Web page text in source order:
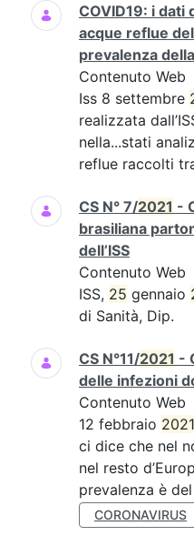
COVID19: i dati
acque reflue
prevalenza
Contenuto Web
Iss 8 settembre
realizzata
nella...stati
reflue raccolti
CS N° 7/2021 -
brasiliana
dell’ISS
Contenuto Web
ISS, 25 gennaio
di Sanità, Dip.
CS N°11/2021 -
delle infezioni
Contenuto Web
12 febbraio 2021
ci dice che nel
nel resto
prevalenza è
CORONAVIRUS